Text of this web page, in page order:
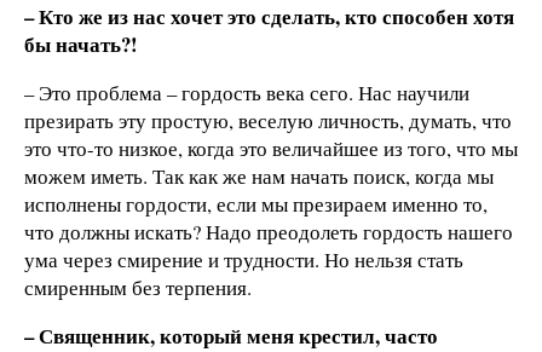
– Кто же из нас хочет это сделать, кто способен хотя
бы начать?!
– Это проблема – гордость века сего. Нас научили
презирать эту простую, веселую личность, думать, что
это что-то низкое, когда это величайшее из того, что мы
можем иметь. Так как же нам начать поиск, когда мы
исполнены гордости, если мы презираем именно то,
что должны искать? Надо преодолеть гордость нашего
ума через смирение и трудности. Но нельзя стать
смиренным без терпения.
– Священник, который меня крестил, часто